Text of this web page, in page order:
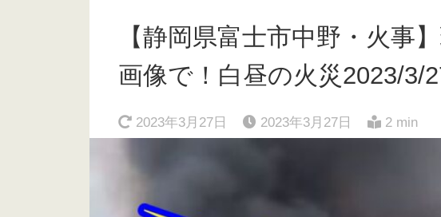
【静岡県富士市中野・火事
画像で！白昼の火災2023/3/
2023年3月27日 2023年3月27日 2 min